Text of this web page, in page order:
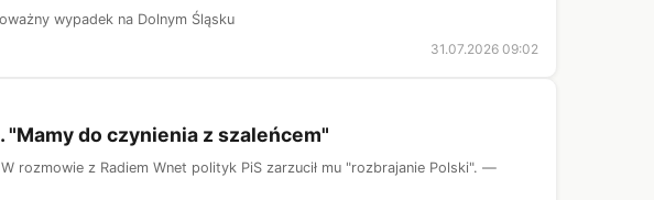
wypadek na Dolnym Śląsku
31.07.2026 09:02
"Mamy do czynienia z szaleńcem"
rozmowie z Radiem Wnet polityk PiS zarzucił mu "rozbrajanie Polski". —